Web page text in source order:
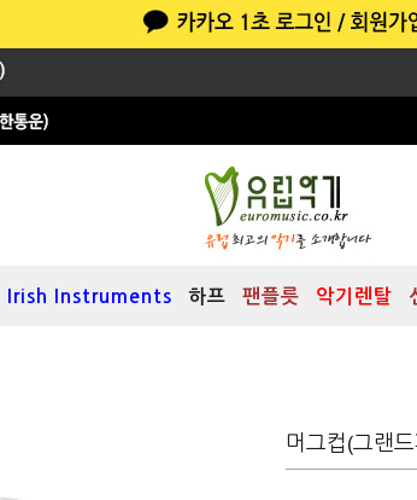
Irish Instruments 하프 팬플릇 악기렌탈
머그컵(그랜